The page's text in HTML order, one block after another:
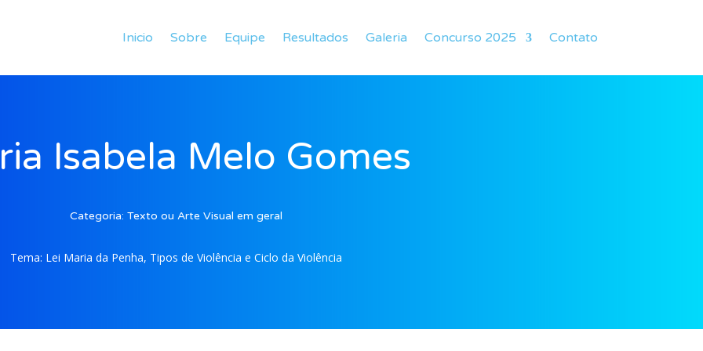
Inicio Sobre Equipe Resultados Galeria Concurso 2025 Contato
Isabela Melo Gomes
Categoria: Texto ou Arte Visual em geral
Tema: Lei Maria da Penha, Tipos de Violência e Ciclo da Violência